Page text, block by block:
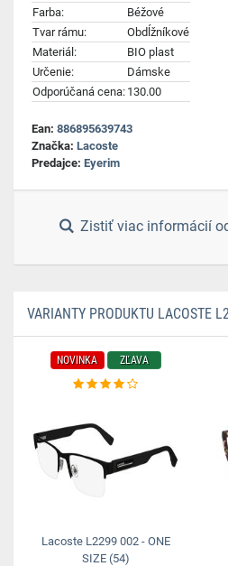
Farba:
Béžové
Tvar rámu:
Obdĺžníkové
Materiál:
BIO plast
Určenie:
Dámske
Odporúčaná cena: 130.00
Ean: 886895639743
Značka: Lacoste
Predajce: Eyerim
Zistiť viac informácií
VARIANTY PRODUKTU LACOSTE
NOVINKA ZĽAVA
Lacoste L2299 002 - ONE
SIZE (54)